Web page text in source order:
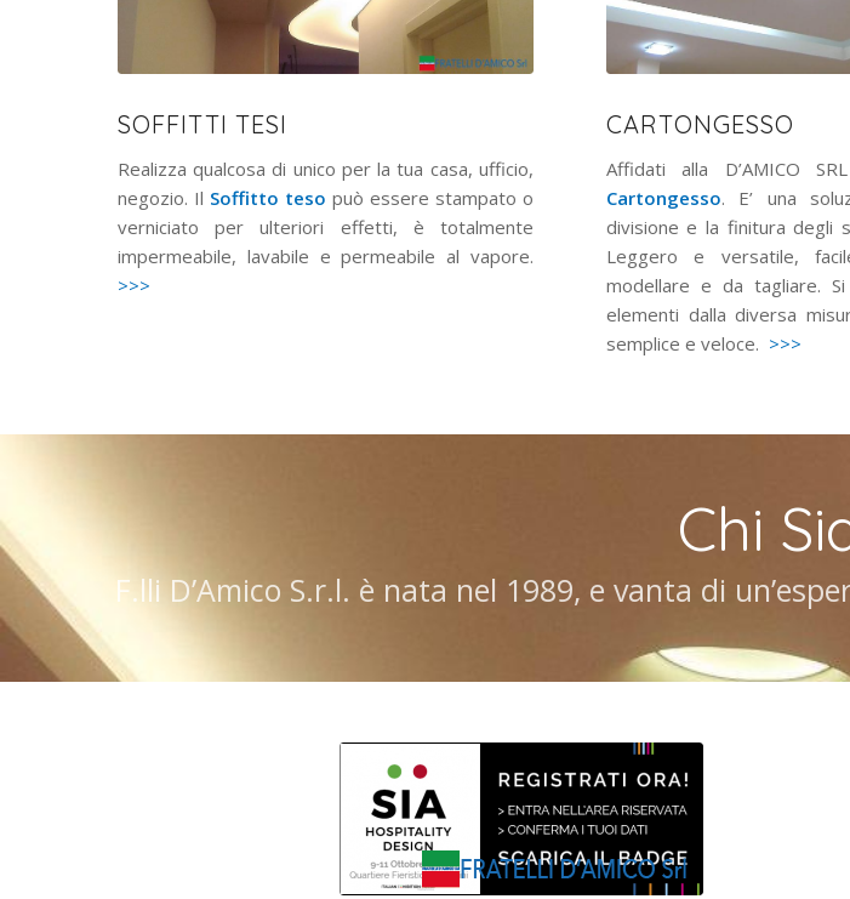
SOFFITTI TESI
Realizza qualcosa di unico per la tua casa, ufficio,
negozio. Il Soffitto teso può essere stampato o
verniciato per ulteriori effetti, è totalmente
impermeabile, lavabile e permeabile al vapore.
>>>
CARTONGESSO
Affidati alla D’AMICO
Cartongesso. E’ una
divisione e la finitura degli
Leggero e versatile,
modellare e da tagliare.
elementi dalla diversa
semplice e veloce. >>>
Chi
F.lli D’Amico S.r.l. è nata nel 1989, e vanta di